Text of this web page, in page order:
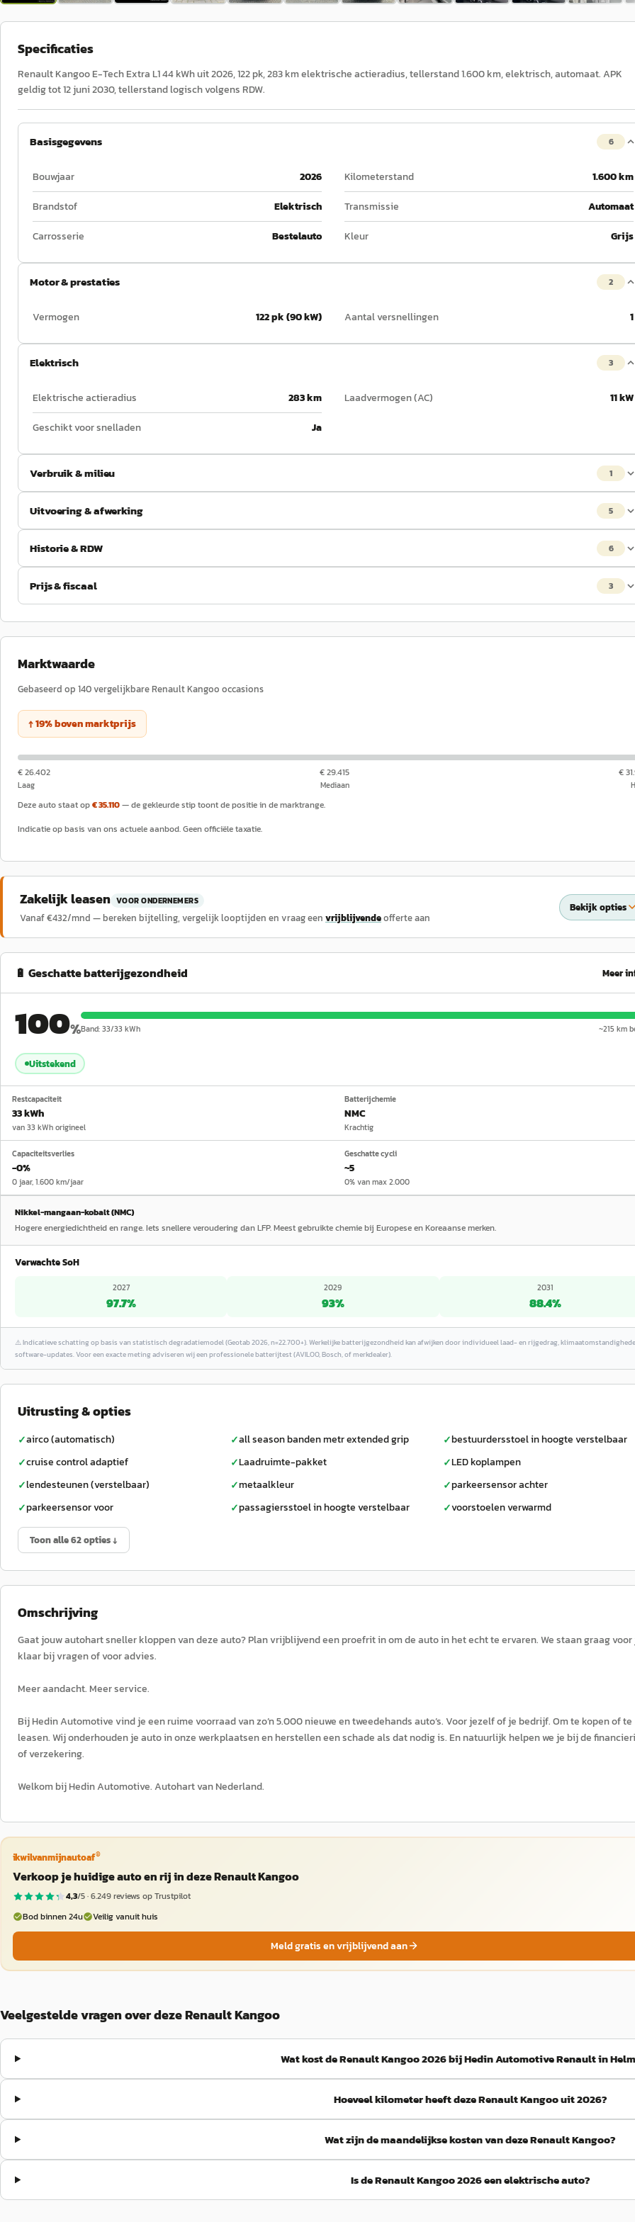
Specificaties
Renault Kangoo E-Tech Extra L1 44 kWh uit 2026, 122 pk, 283 km elektrische actieradius, tellerstand 1.600 km, elektrisch, automaat. APK
geldig tot 12 juni 2030, tellerstand logisch volgens RDW.
Basisgegevens 6
Bouwjaar 2026 Kilometerstand
1.600 km
Brandstof
Elektrisch Transmissie
Automaat
Carrosserie
Bestelauto Kleur Grijs
Motor & prestaties 2
Vermogen 122 pk (90 kW) Aantal versnellingen 1
Elektrisch 3
Elektrische actieradius 283 km Laadvermogen (AC)
11 kW
Geschikt voor snelladen
Ja
Verbruik & milieu 1
Uitvoering & afwerking 5
Historie & RDW 6
Prijs & fiscaal 3
Marktwaarde
Gebaseerd op 140vergelijkbareRenaultKangoo occasions
↑19%bovenmarktprijs
€ 26.402
Laag
€ 29.415
Mediaan
€
Deze auto staat op€ 35.110— de gekleurde stip toont de positie in de marktrange.
Indicatie op basis van ons actuele aanbod. Geen officiële taxatie.
Zakelijk leasen VOOR ONDERNEMERS
Vanaf €432/mnd — bereken bijtelling, vergelijk looptijden en vraag een vrijblijvendeofferte aan
Bekijk opties
🔋 Geschatte batterijgezondheid Meer
100%Band:33/33kWh ~215 km
Uitstekend
Restcapaciteit
33 kWh
van 33 kWh origineel
Batterijchemie
NMC
Krachtig
Capaciteitsverlies
−0%
0 jaar, 1.600 km/jaar
Geschatte cycli
~5
0% van max 2.000
Nikkel-mangaan-kobalt (NMC)
Hogere energiedichtheid en range. Iets snellere veroudering dan LFP. Meest gebruikte chemie bij Europese en Koreaanse merken.
Verwachte SoH
2027
97.7%
2029
93%
2031
88.4%
⚠️Indicatieve schatting op basis van statistisch degradatiemodel (Geotab 2026, n=22.700+). Werkelijke batterijgezondheid kan afwijken door individueel laad- en rijgedrag,
software-updates. Voor een exacte meting adviseren wij een professionele batterijtest (AVILOO, Bosch, of merkdealer).
Uitrusting & opties
✓airco (automatisch) ✓all season banden metr extended grip ✓bestuurdersstoel in hoogte verstelbaar
✓cruise control adaptief ✓Laadruimte-pakket ✓LED koplampen
✓lendesteunen (verstelbaar) ✓metaalkleur ✓parkeersensor achter
✓parkeersensor voor ✓passagiersstoel in hoogte verstelbaar ✓voorstoelen verwarmd
Toon alle 62 opties ↓
Omschrijving
Gaat jouw autohart sneller kloppen van deze auto? Plan vrijblijvend een proefrit in om de auto in het echt te ervaren. We staan graag voor
klaar bij vragen of voor advies.
Meer aandacht. Meer service.
Bij Hedin Automotive vind je een ruime voorraad van zo’n 5.000 nieuwe en tweedehands auto’s. Voor jezelf of je bedrijf. Om te kopen of te
leasen. Wij onderhouden je auto in onze werkplaatsen en herstellen een schade als dat nodig is. En natuurlijk helpen we je bij de
of verzekering.
Welkom bij Hedin Automotive. Autohart van Nederland.
ikwilvanmijnautoaf®
Verkoop je huidige auto en rij in deze Renault Kangoo
4,3/5 ·6.249reviews op Trustpilot
Bod binnen 24u
Veilig vanuit huis
Meld gratis en vrijblijvend aan
Veelgestelde vragen over deze Renault Kangoo
Wat kost de Renault Kangoo 2026 bij Hedin Automotive Renault in
Hoeveel kilometer heeft deze Renault Kangoo uit 2026?
Wat zijn de maandelijkse kosten van deze Renault Kangoo?
Is de Renault Kangoo 2026 een elektrische auto?